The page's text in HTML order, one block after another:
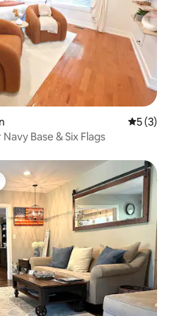
5 (3)
Base & Six Flags